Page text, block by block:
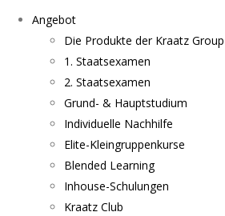
Angebot
Die Produkte der Kraatz Group
1. Staatsexamen
2. Staatsexamen
Grund- & Hauptstudium
Individuelle Nachhilfe
Elite-Kleingruppenkurse
Blended Learning
Inhouse-Schulungen
Kraatz Club